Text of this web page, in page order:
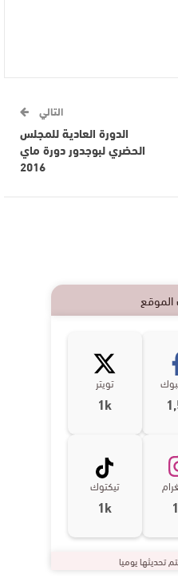
التالي
الدورة العادية للمجلس
الحضري لبوجدور دورة ماي
2016
الموقع
تويتر
1k
تيكتوك
1k
تحديثها يوميا